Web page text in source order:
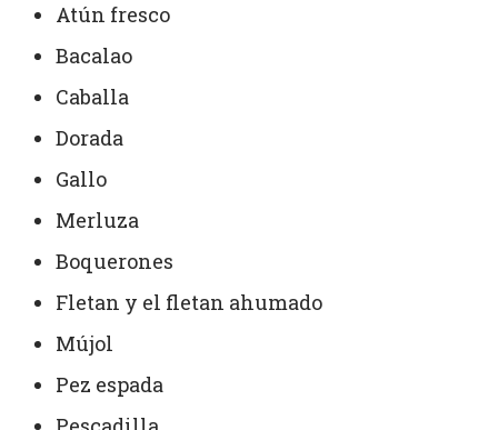
Atún fresco
Bacalao
Caballa
Dorada
Gallo
Merluza
Boquerones
Fletan y el fletan ahumado
Mújol
Pez espada